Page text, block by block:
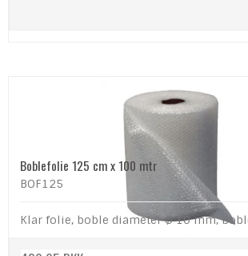
Boblefolie 125 cm x 100 mtr
BOF125
Klar folie, boble diameter Ø 10 mm,